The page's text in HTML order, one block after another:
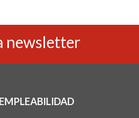
newsletter
EMPLEABILIDAD